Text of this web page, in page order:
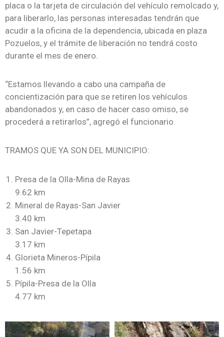
placa o la tarjeta de circulación del vehículo remolcado y,
para liberarlo, las personas interesadas tendrán que
acudir a la oficina de la dependencia, ubicada en plaza
Pozuelos, y el trámite de liberación no tendrá costo
durante el mes de enero.
“Estamos llevando a cabo una campaña de
concientización para que se retiren los vehículos
abandonados y, en caso de hacer caso omiso, se
procederá a retirarlos”, agregó el funcionario.
TRAMOS QUE YA SON DEL MUNICIPIO:
Presa de la Olla-Mina de Rayas
9.62 km
Mineral de Rayas-San Javier
3.40 km
San Javier-Tepetapa
3.17 km
Glorieta Mineros-Pípila
1.56 km
Pípila-Presa de la Olla
4.77 km